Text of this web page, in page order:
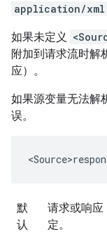
application/xml
如果未定义
附加到请求流时解
应）。
如果源变量无法解
误。
默
认
请求或响应
定。